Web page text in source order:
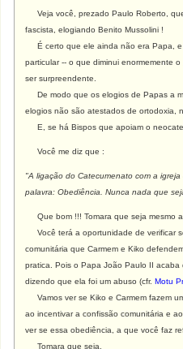
Veja você, prezado Paulo Roberto,
fascista, elogiando Benito Mussolini !
É certo que ele ainda não era Papa, e
particular -- o que diminui enormemente
ser surpreendente.
De modo que os elogios de Papas a
elogios não são atestados de ortodoxia,
E, se há Bispos que apoiam o
Você me diz que :
"A ligação do Catecumenato com a
palavra: Obediência. Nunca nada que
Que bom !!! Tomara que seja mesmo
Você terá a oportunidade de verificar
comunitária que Carmem e Kiko
pratica. Pois o Papa João Paulo II acaba
dizendo que ela foi um abuso (cfr.Motu
Vamos ver se Kiko e Carmem fazem
ao incentivar a confissão comunitária e
ver se essa obediência, a que você faz
Tomara que seja.